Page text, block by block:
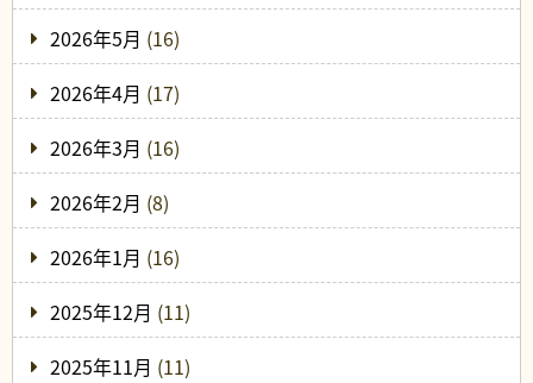
2026年5月 (16)
2026年4月 (17)
2026年3月 (16)
2026年2月 (8)
2026年1月 (16)
2025年12月 (11)
2025年11月 (11)